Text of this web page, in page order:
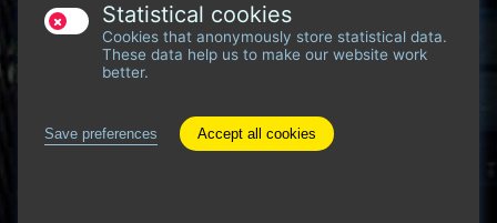
Statistical cookies
Cookies that anonymously store statistical data.
These data help us to make our website work
better.
Save preferences Accept all cookies